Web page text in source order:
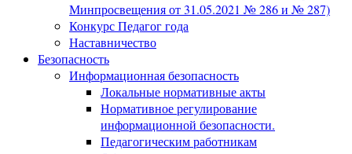
Минпросвещения от 31.05.2021 № 286 и № 287)
Конкурс Педагог года
Наставничество
Безопасность
Информационная безопасность
Локальные нормативные акты
Нормативное регулирование
информационной безопасности.
Педагогическим работникам